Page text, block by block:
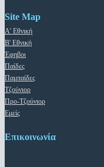
Site Map
Α' Εθνική
Β' Εθνική
Έφηβοι
Παίδες
Παμπαίδες
Τζούνιορ
Προ-Τζούνιορ
Εμείς
Επικοινωνία